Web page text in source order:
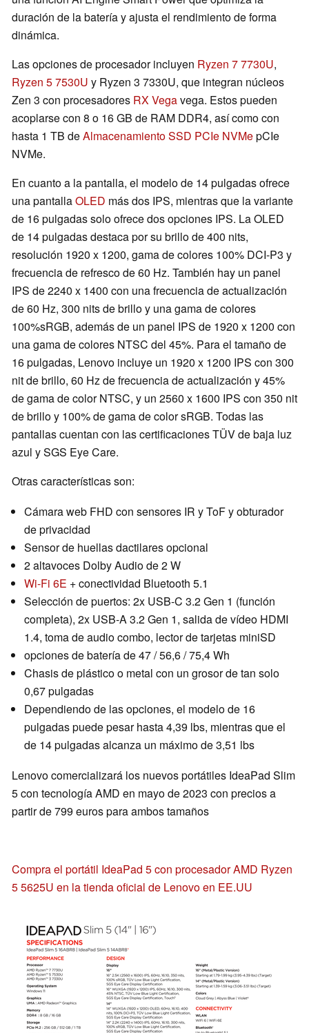
duración de la batería y ajusta el rendimiento de forma
dinámica.
Las opciones de procesador incluyen Ryzen 7 7730U,
Ryzen 5 7530U y Ryzen 3 7330U, que integran núcleos
Zen 3 con procesadores RX Vegavega. Estos pueden
acoplarse con 8 o 16 GB de RAM DDR4, así como con
hasta 1 TB deAlmacenamiento SSD PCIe NVMepCIe
NVMe.
En cuanto a la pantalla, el modelo de 14 pulgadas ofrece
una pantallaOLED más dos IPS, mientras que la variante
de 16 pulgadas solo ofrece dos opciones IPS. La OLED
de 14 pulgadas destaca por su brillo de 400 nits,
resolución 1920 x 1200, gama de colores 100% DCI-P3 y
frecuencia de refresco de 60 Hz. También hay un panel
IPS de 2240 x 1400 con una frecuencia de actualización
de 60 Hz, 300 nits de brillo y una gama de colores
100%sRGB, además de un panel IPS de 1920 x 1200 con
una gama de colores NTSC del 45%. Para el tamaño de
16 pulgadas, Lenovo incluye un 1920 x 1200 IPS con 300
nit de brillo, 60 Hz de frecuencia de actualización y 45%
de gama de color NTSC, y un 2560 x 1600 IPS con 350 nit
de brillo y 100% de gama de color sRGB. Todas las
pantallas cuentan con las certificaciones TÜV de baja luz
azul y SGS Eye Care.
Otras características son:
Cámara web FHD con sensores IR y ToF y obturador
de privacidad
Sensor de huellas dactilares opcional
2 altavoces Dolby Audio de 2 W
Wi-Fi 6E + conectividad Bluetooth 5.1
Selección de puertos: 2x USB-C 3.2 Gen 1 (función
completa), 2x USB-A 3.2 Gen 1, salida de vídeo HDMI
1.4, toma de audio combo, lector de tarjetas miniSD
opciones de batería de 47 / 56,6 / 75,4 Wh
Chasis de plástico o metal con un grosor de tan solo
0,67 pulgadas
Dependiendo de las opciones, el modelo de 16
pulgadas puede pesar hasta 4,39 lbs, mientras que el
de 14 pulgadas alcanza un máximo de 3,51 lbs
Lenovo comercializará los nuevos portátiles IdeaPad Slim
5 con tecnología AMD en mayo de 2023 con precios a
partir de 799 euros para ambos tamaños
Compra el portátil IdeaPad 5 con procesador AMD Ryzen
5 5625U en la tienda oficial de Lenovo en EE.UU